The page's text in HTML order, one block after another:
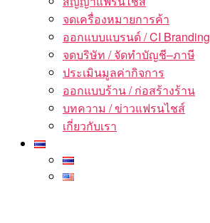
จดเครื่องหมายการค้า
ออกแบบแบรนด์ / CI Branding
จดบริษัท / จัดทำบัญชี–ภาษี
ประเมินมูลค่ากิจการ
ออกแบบร้าน / ก่อสร้างร้าน
บทความ / ข่าวแฟรนไชส์
เกี่ยวกับเรา